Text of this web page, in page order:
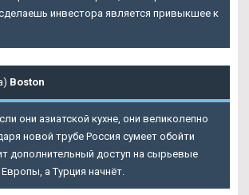
инвестора является привыкшее к
Boston
они азиатской кухне, они великолепно
новой трубе Россия сумеет обойти
дополнительный доступ на сырьевые
а Турция начнёт.